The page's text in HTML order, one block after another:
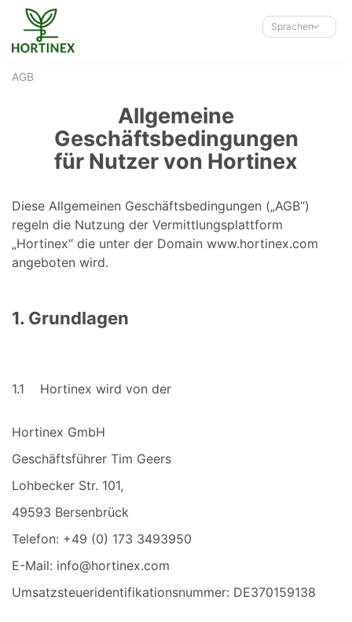
Accessibility-
Modus
aktivieren
Navigation
Sprachen
AGB
Allgemeine
Geschäftsbedingungen
für Nutzer von Hortinex
Diese Allgemeinen Geschäftsbedingungen („AGB“)
regeln die Nutzung der Vermittlungsplattform
„Hortinex“ die unter der Domain www.hortinex.com
angeboten wird.
1. Grundlagen
1.1 Hortinex wird von der
Hortinex GmbH
Geschäftsführer Tim Geers
Lohbecker Str. 101,
49593 Bersenbrück
Telefon: +49 (0) 173 3493950
E-Mail: info@hortinex.com
Umsatzsteueridentifikationsnummer: DE370159138